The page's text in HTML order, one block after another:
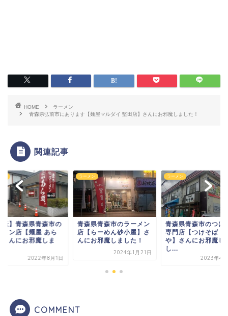
HOME
ラーメン
青森県弘前市にあります【麺屋マルダイ 堅田店】さんにお邪魔しました！
関連記事
県青森市のラーメン
らーめん砂小屋】さ
お邪魔しました！
ラーメン
青森県青森市のつけめん
専門店【つけそば なり
や】さんにお邪魔しま
ラーメン
【移転】青森県青森
ラーメン店【麺屋 あ
関】さんにお邪魔し
し...
2022年8
COMMENT